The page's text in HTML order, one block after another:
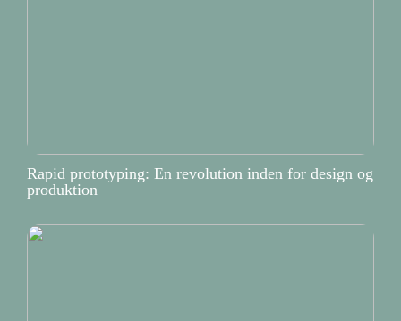
Rapid prototyping: En revolution inden for design og
produktion